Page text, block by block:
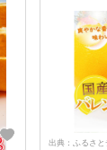
出典：ふるさと